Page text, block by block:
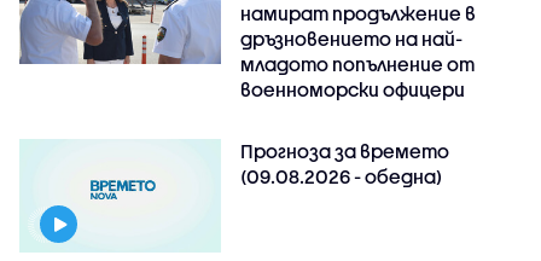
намират продължение в
дръзновението на най-
младото попълнение от
военноморски офицери
Прогноза за времето
(09.08.2026 - обедна)